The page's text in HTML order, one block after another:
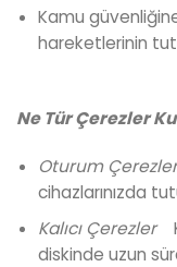
Kamu
hareketlerinin
Ne Tür Çerezler
Oturum
cihazlarınızda
Kalıcı Çerezler
diskinde uzun